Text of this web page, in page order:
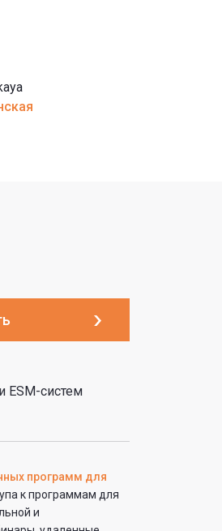
ESM-систем
программ для
к программам для
и